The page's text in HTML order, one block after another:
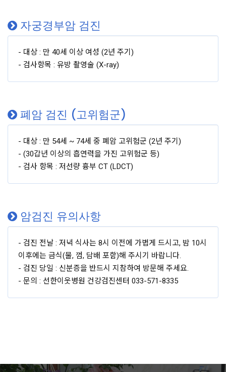
자궁경부암 검진
- 대상 : 만 40세 이상 여성 (2년 주기)
- 검사항목 : 유방 촬영술 (X-ray)
폐암 검진 (고위험군)
- 대상 : 만 54세 ~ 74세 중 폐암 고위험군 (2년 주기)
- (30갑년 이상의 흡연력을 가진 고위험군 등)
- 검사 항목 : 저선량 흉부 CT (LDCT)
암검진 유의사항
- 검진 전날 : 저녁 식사는 8시 이전에 가볍게 드시고, 밤 10시
이후에는 금식(물, 껌, 담배 포함)해 주시기 바랍니다.
- 검진 당일 : 신분증을 반드시 지참하여 방문해 주세요.
- 문의 : 선한이웃병원 건강검진센터 033-571-8335